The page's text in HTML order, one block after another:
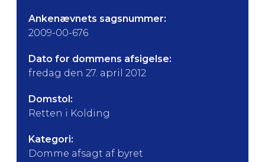
Ankenævnets sagsnummer:
2009-00-676
Dato for dommens afsigelse:
fredag den 27. april 2012
Domstol:
Retten i Kolding
Kategori:
Domme afsagt af byret